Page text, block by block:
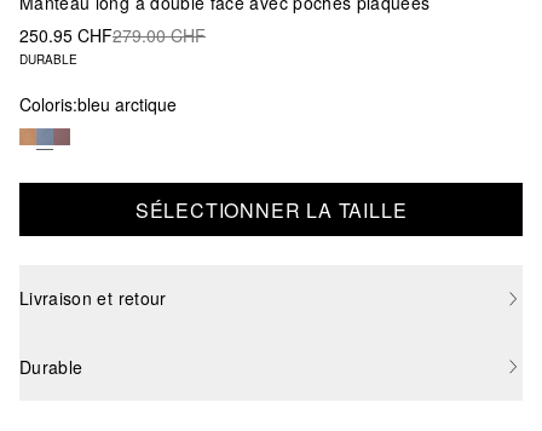
250.95 CHF279.00 CHF
DURABLE
Coloris:bleu arctique
SÉLECTIONNER LA TAILLE
Livraison et retour
Durable